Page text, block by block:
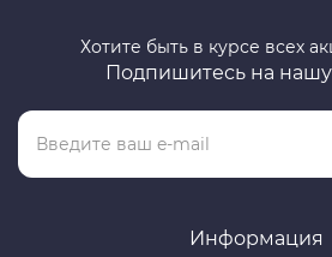
Хотите быть в курсе всех
Подпишитесь на
Информация